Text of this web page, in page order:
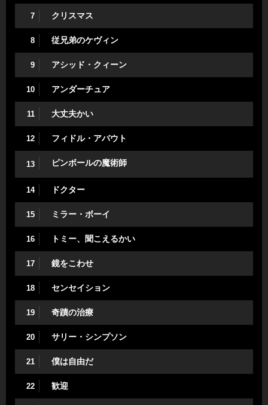
7 クリスマス
8 従兄弟のケヴィン
9 アシッド・クィーン
10 アンダーチュア
11 大丈夫かい
12 フィドル・アバウト
13 ピンボールの魔術師
14 ドクター
15 ミラー・ボーイ
16 トミー、聞こえるかい
17 鏡をこわせ
18 センセイション
19 奇蹟の治療
20 サリー・シンプソン
21 僕は自由だ
22 歓迎